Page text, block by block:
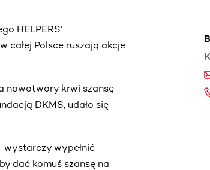
HELPERS’
całej Polsce ruszają akcje
nowotwory krwi szansę
DKMS, udało się
wystarczy wypełnić
dać komuś szansę na